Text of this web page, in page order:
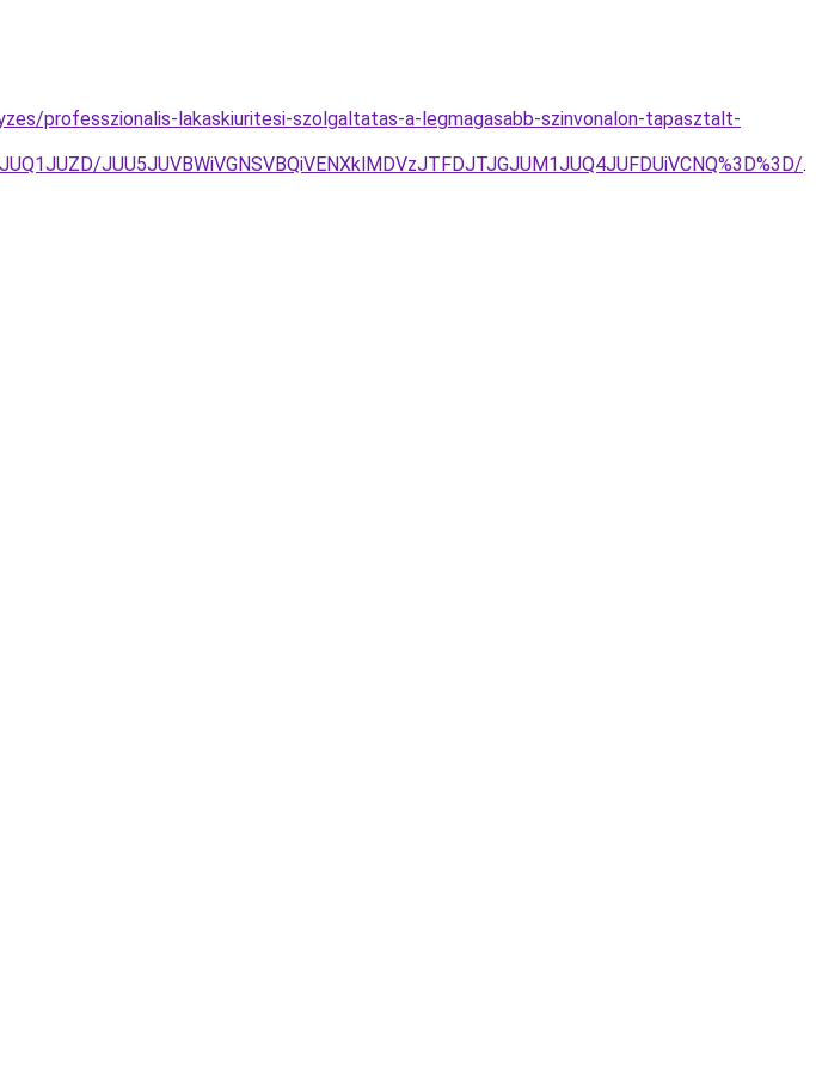
professzionalis-lakaskiuritesi-szolgaltatas-a-legmagasabb-szinvonalon-tapasztalt-
JUU5JUVBWiVGNSVBQiVENXklMDVzJTFDJTJGJUM1JUQ4JUFDUiVCNQ%3D%3D/.